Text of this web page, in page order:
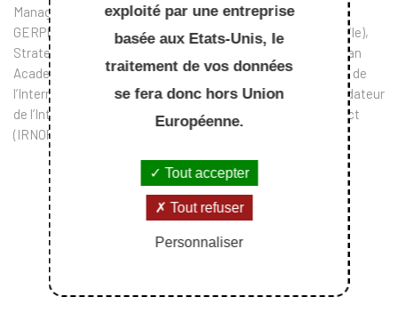
Management Research and Education Program(PIMREP),
GERPISA (réseau de recherche international sur l’automobile),
Strategic Interest Group « Project Organizing » de l’European
Academy of Management (EURAM), représentant français de
l’International Motor Vehicule Program (IMVP), membre fondateur
de l’International Research Network on Organizing by Project
(IRNOP).
exploité par une entreprise
basée aux Etats-Unis, le
traitement de vos données
se fera donc hors Union
Européenne.
Tout accepter
Tout refuser
Personnaliser